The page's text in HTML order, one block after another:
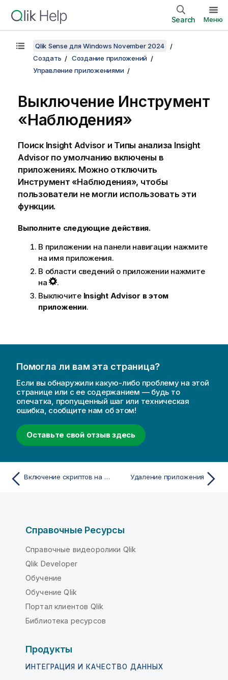
Search Меню
Qlik Sense для Windows November 2024
Создать
Создание приложений
Управление приложениями
Выключение Инструмент
«Наблюдения»
Поиск Insight Advisor и Типы анализа Insight
Advisor по умолчанию включены в
приложениях. Можно отключить
Инструмент «Наблюдения», чтобы
пользователи не могли использовать эти
функции.
Выполните следующие действия.
В приложении на панели навигации нажмите
на имя приложения.
В области сведений о приложении нажмите
на
.
Выключите Insight Advisor в этом
приложении.
Помогла ли вам эта страница?
Если вы обнаружили какую-либо проблему на этой
странице или с ее содержанием — будь то
опечатка, пропущенный шаг или техническая
ошибка, сообщите нам об этом!
Оставьте свой отзыв здесь
Включение скриптов на уровне диаграммы Удаление приложения
Справочные Ресурсы
Справочные видеоролики Qlik
Qlik Developer
Обучение
Обучение Qlik
Портал клиентов Qlik
Библиотека ресурсов
Продукты
ИНТЕГРАЦИЯ И КАЧЕСТВО ДАННЫХ